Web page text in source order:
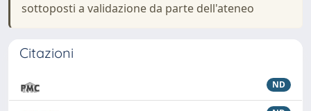
sottoposti a validazione da parte dell'ateneo
Citazioni
ND